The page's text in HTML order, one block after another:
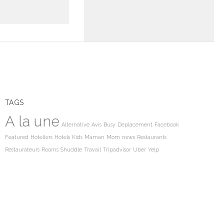
TAGS
A la une Alternative Avis Busy Deplacement Facebook
Featured Hoteliers Hotels Kids Maman Mom news Restaurants
Restaurateurs Rooms Shuddle Travail Tripadvisor Uber Yelp